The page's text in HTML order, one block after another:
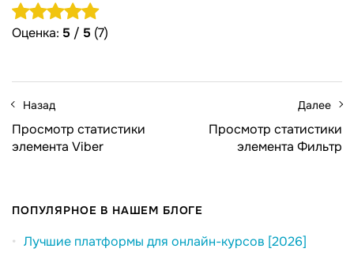
Оценка: 5 / 5 (7)
Назад
Просмотр статистики
элемента Viber
Далее
Просмотр статистики
элемента Фильтр
ПОПУЛЯРНОЕ В НАШЕМ БЛОГЕ
Лучшие платформы для онлайн-курсов [2026]